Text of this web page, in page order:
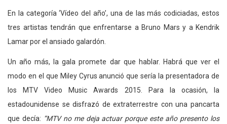
En la categoría ‘Vídeo del año’, una de las más codiciadas, estos
tres artistas tendrán que enfrentarse a Bruno Mars y a Kendrik
Lamar por el ansiado galardón.
Un año más, la gala promete dar que hablar. Habrá que ver el
modo en el que Miley Cyrus anunció que sería la presentadora de
los MTV Video Music Awards 2015. Para la ocasión, la
estadounidense se disfrazó de extraterrestre con una pancarta
que decía: “MTV no me deja actuar porque este año presento los